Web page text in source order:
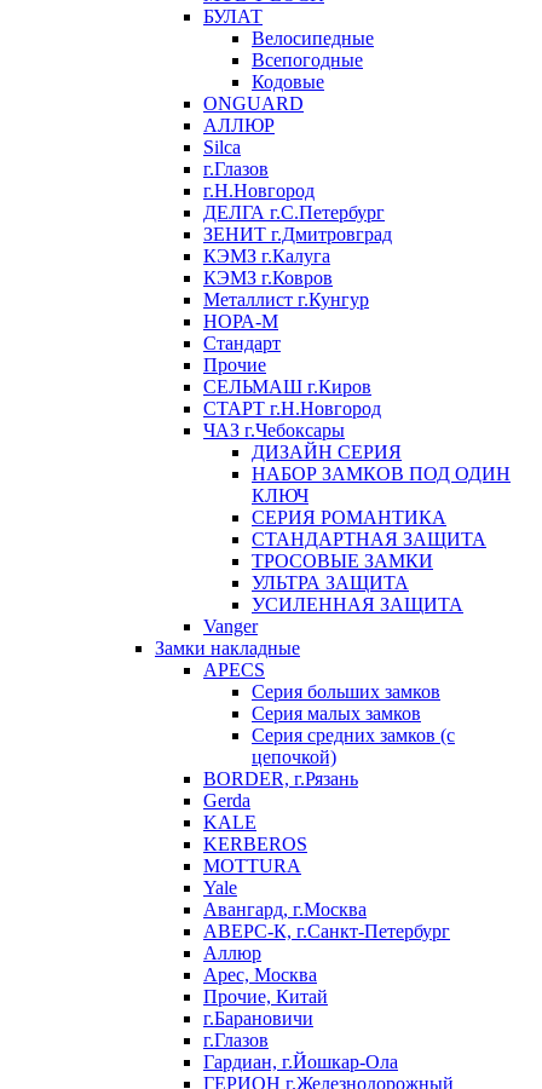
БУЛАТ
Велосипедные
Всепогодные
Кодовые
ONGUARD
АЛЛЮР
Silca
г.Глазов
г.Н.Новгород
ДЕЛГА г.С.Петербург
ЗЕНИТ г.Дмитровград
КЭМЗ г.Калуга
КЭМЗ г.Ковров
Металлист г.Кунгур
НОРА-М
Стандарт
Прочие
СЕЛЬМАШ г.Киров
СТАРТ г.Н.Новгород
ЧАЗ г.Чебоксары
ДИЗАЙН СЕРИЯ
НАБОР ЗАМКОВ ПОД ОДИН
КЛЮЧ
СЕРИЯ РОМАНТИКА
СТАНДАРТНАЯ ЗАЩИТА
ТРОСОВЫЕ ЗАМКИ
УЛЬТРА ЗАЩИТА
УСИЛЕННАЯ ЗАЩИТА
Vanger
Замки накладные
APECS
Серия больших замков
Серия малых замков
Серия средних замков (с
цепочкой)
BORDER, г.Рязань
Gerda
KALE
KERBEROS
MOTTURA
Yale
Авангард, г.Москва
АВЕРС-К, г.Санкт-Петербург
Аллюр
Арес, Москва
Прочие, Китай
г.Барановичи
г.Глазов
Гардиан, г.Йошкар-Ола
ГЕРИОН г.Железнодорожный